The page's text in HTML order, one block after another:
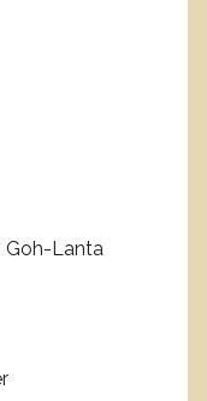
Goh-Lanta